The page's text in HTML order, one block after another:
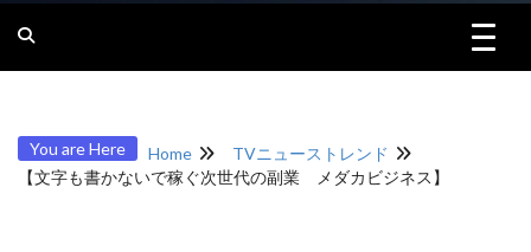
You are Here Home
TVニューストレンド
【文字も書かないで稼ぐ次世代の副業 メダカビジネス】